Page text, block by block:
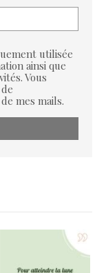
utilisée
ainsi que
Vous
mes mails.